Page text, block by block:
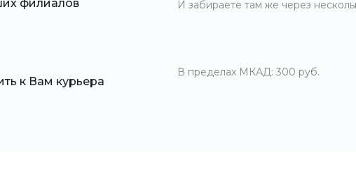
филиалов
И забираете там же через
к Вам курьера
В пределах МКАД: 300 руб.